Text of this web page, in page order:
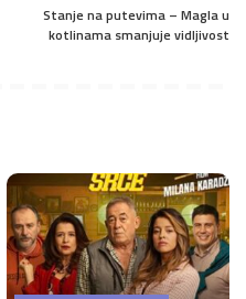
Stanje na putevima – Magla u
kotlinama smanjuje vidljivost